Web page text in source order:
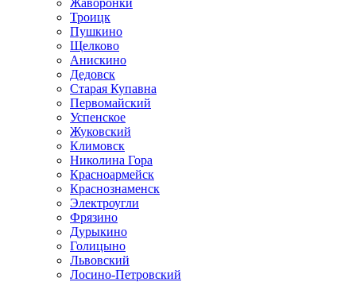
Жаворонки
Троицк
Пушкино
Щелково
Анискино
Дедовск
Старая Купавна
Первомайский
Успенское
Жуковский
Климовск
Николина Гора
Красноармейск
Краснознаменск
Электроугли
Фрязино
Дурыкино
Голицыно
Львовский
Лосино-Петровский